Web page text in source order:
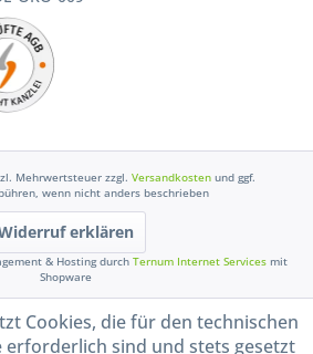
Mehrwertsteuer zzgl. Versandkosten und ggf.
wenn nicht anders beschrieben
erklären
& Hosting durch Ternum Internet Services mit
Shopware
Cookies, die für den technischen
erforderlich sind und stets gesetzt